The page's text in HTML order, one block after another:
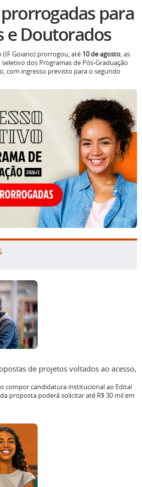
para
e Doutorados
Goiano) prorrogou, até 10 de agosto, as
dos Programas de Pós-Graduação
com ingresso previsto para o segundo
de projetos voltados ao acesso,
compor candidatura institucional ao Edital
proposta poderá solicitar até R$ 30 mil em